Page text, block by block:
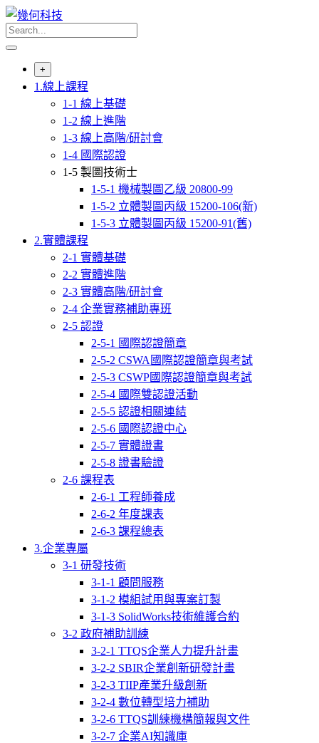
Skip
to
content
+
1.線上課程
1-1 線上基礎
1-2 線上進階
1-3 線上高階/研討會
1-4 國際認證
1-5 製圖技術士
1-5-1 機械製圖乙級 20800-99
1-5-2 立體製圖丙級 15200-106(新)
1-5-3 立體製圖丙級 15200-91(舊)
2.實體課程
2-1 實體基礎
2-2 實體進階
2-3 實體高階/研討會
2-4 企業實務補助專班
2-5 認證
2-5-1 國際認證簡章
2-5-2 CSWA國際認證簡章與考試
2-5-3 CSWP國際認證簡章與考試
2-5-4 國際雙認證活動
2-5-5 認證相關連結
2-5-6 國際認證中心
2-5-7 實體證書
2-5-8 證書驗證
2-6 課程表
2-6-1 工程師養成
2-6-2 年度課表
2-6-3 課程總表
3.企業專屬
3-1 研發技術
3-1-1 顧問服務
3-1-2 模組試用與專案訂製
3-1-3 SolidWorks技術維護合約
3-2 政府補助訓練
3-2-1 TTQS企業人力提升計畫
3-2-2 SBIR企業創新研發計畫
3-2-3 TIIP產業升級創新
3-2-4 數位轉型培力補助
3-2-6 TTQS訓練機構簡報與文件
3-2-7 企業AI知識庫